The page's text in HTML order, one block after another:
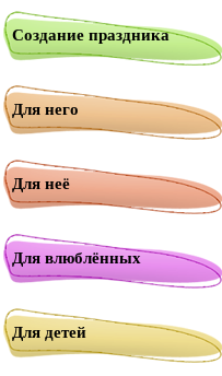
Создание праздника
Для него
Для неё
Для влюблённых
Для детей